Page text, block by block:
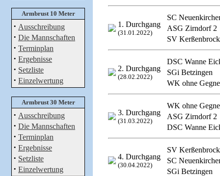
Armbrust 10 Meter
· Ausschreibung
· Die Mannschaften
· Terminplan
· Ergebnisse
· Setzliste
· Einzelwertung
Armbrust 30 Meter
· Ausschreibung
· Die Mannschaften
· Terminplan
· Ergebnisse
· Setzliste
· Einzelwertung
1. Durchgang
(31.01.2022)
SC
ASG Zirndorf 2
SV
2. Durchgang
(28.02.2022)
DSC Wanne
SGi Betzingen
WK ohne
3. Durchgang
(31.03.2022)
WK ohne
ASG Zirndorf 2
DSC Wanne
4. Durchgang
(30.04.2022)
SV
SC
SGi Betzingen